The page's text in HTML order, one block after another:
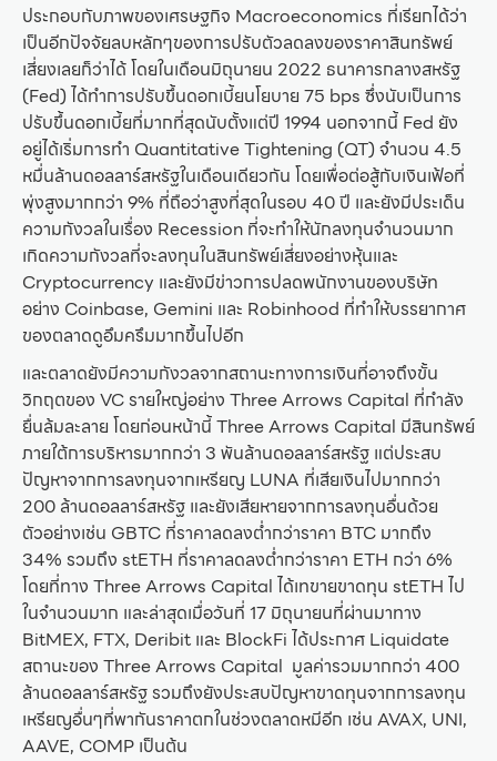
ประกอบกับภาพของเศรษฐกิจ Macroeconomics ที่เรียกได้ว่า
เป็นอีกปัจจัยลบหลักๆของการปรับตัวลดลงของราคาสินทรัพย์
เสี่ยงเลยก็ว่าได้ โดยในเดือนมิถุนายน 2022 ธนาคารกลางสหรัฐ
(Fed) ได้ทำการปรับขึ้นดอกเบี้ยนโยบาย 75 bps ซึ่งนับเป็นการ
ปรับขึ้นดอกเบี้ยที่มากที่สุดนับตั้งแต่ปี 1994 นอกจากนี้ Fed ยัง
อยู่ได้เริ่มการทำ Quantitative Tightening (QT) จำนวน 4.5
หมื่นล้านดอลลาร์สหรัฐในเดือนเดียวกัน โดยเพื่อต่อสู้กับเงินเฟ้อที่
พุ่งสูงมากกว่า 9% ที่ถือว่าสูงที่สุดในรอบ 40 ปี และยังมีประเด็น
ความกังวลในเรื่อง Recession ที่จะทำให้นักลงทุนจำนวนมาก
เกิดความกังวลที่จะลงทุนในสินทรัพย์เสี่ยงอย่างหุ้นและ
Cryptocurrency และยังมีข่าวการปลดพนักงานของบริษัท
อย่าง Coinbase, Gemini และ Robinhood ที่ทำให้บรรยากาศ
ของตลาดดูอึมครึมมากขึ้นไปอีก
และตลาดยังมีความกังวลจากสถานะทางการเงินที่อาจถึงขั้น
วิกฤตของ VC รายใหญ่อย่าง Three Arrows Capital ที่กำลัง
ยื่นล้มละลาย โดยก่อนหน้านี้ Three Arrows Capital มีสินทรัพย์
ภายใต้การบริหารมากกว่า 3 พันล้านดอลลาร์สหรัฐ แต่ประสบ
ปัญหาจากการลงทุนจากเหรียญ LUNA ที่เสียเงินไปมากกว่า
200 ล้านดอลลาร์สหรัฐ และยังเสียหายจากการลงทุนอื่นด้วย
ตัวอย่างเช่น GBTC ที่ราคาลดลงต่ำกว่าราคา BTC มากถึง
34% รวมถึง stETH ที่ราคาลดลงต่ำกว่าราคา ETH กว่า 6%
โดยที่ทาง Three Arrows Capital ได้เทขายขาดทุน stETH ไป
ในจำนวนมาก และล่าสุดเมื่อวันที่ 17 มิถุนายนที่ผ่านมาทาง
BitMEX, FTX, Deribit และ BlockFi ได้ประกาศ Liquidate
สถานะของ Three Arrows Capital มูลค่ารวมมากกว่า 400
ล้านดอลลาร์สหรัฐ รวมถึงยังประสบปัญหาขาดทุนจากการลงทุน
เหรียญอื่นๆที่พากันราคาตกในช่วงตลาดหมีอีก เช่น AVAX, UNI,
AAVE, COMP เป็นต้น